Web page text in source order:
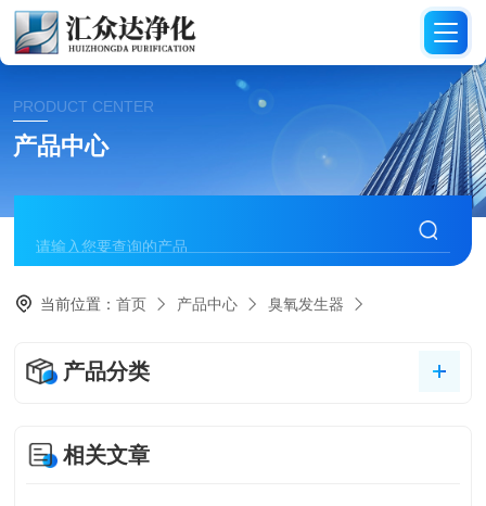
PRODUCT CENTER
产品中心
当前位置：首页 产品中心 臭氧发生器
产品分类
相关文章